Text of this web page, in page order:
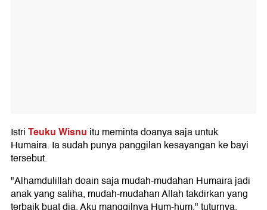
IstriTeuku Wisnu itu meminta doanya saja untuk
Humaira. Ia sudah punya panggilan kesayangan ke bayi
tersebut.
"Alhamdulillah doain saja mudah-mudahan Humaira jadi
anak yang saliha, mudah-mudahan Allah takdirkan yang